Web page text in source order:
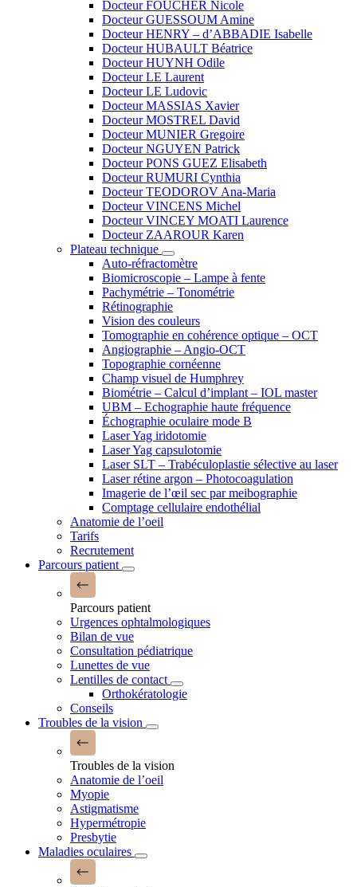
Docteur FOUCHER Nicole
Docteur GUESSOUM Amine
Docteur HENRY – d’ABBADIE Isabelle
Docteur HUBAULT Béatrice
Docteur HUYNH Odile
Docteur LE Laurent
Docteur LE Ludovic
Docteur MASSIAS Xavier
Docteur MOSTREL David
Docteur MUNIER Gregoire
Docteur NGUYEN Patrick
Docteur PONS GUEZ Elisabeth
Docteur RUMURI Cynthia
Docteur TEODOROV Ana-Maria
Docteur VINCENS Michel
Docteur VINCEY MOATI Laurence
Docteur ZAAROUR Karen
Plateau technique
Auto-réfractomètre
Biomicroscopie – Lampe à fente
Pachymétrie – Tonométrie
Rétinographie
Vision des couleurs
Tomographie en cohérence optique – OCT
Angiographie – Angio-OCT
Topographie cornéenne
Champ visuel de Humphrey
Biométrie – Calcul d’implant – IOL master
UBM – Echographie haute fréquence
Échographie oculaire mode B
Laser Yag iridotomie
Laser Yag capsulotomie
Laser SLT – Trabéculoplastie sélective au laser
Laser rétine argon – Photocoagulation
Imagerie de l’œil sec par meibographie
Comptage cellulaire endothélial
Anatomie de l’oeil
Tarifs
Recrutement
Parcours patient
Parcours patient
Urgences ophtalmologiques
Bilan de vue
Consultation pédiatrique
Lunettes de vue
Lentilles de contact
Orthokératologie
Conseils
Troubles de la vision
Troubles de la vision
Anatomie de l’oeil
Myopie
Astigmatisme
Hypermétropie
Presbytie
Maladies oculaires